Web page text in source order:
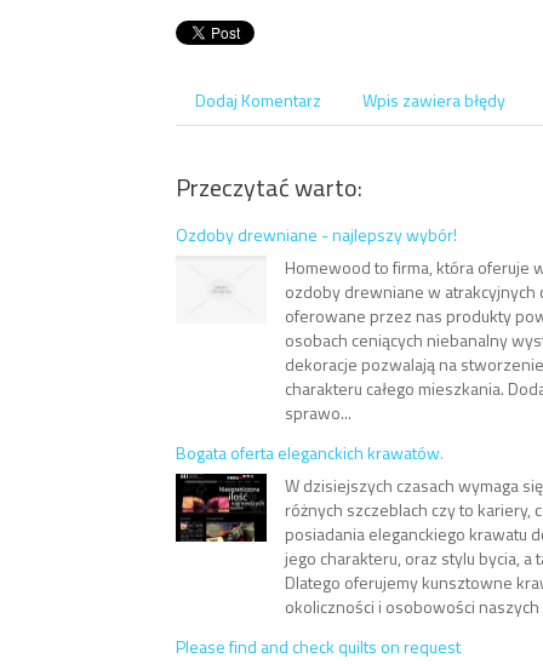
Dodaj Komentarz Wpis zawiera błędy
Przeczytać warto:
Ozdoby drewniane - najlepszy wybór!
Homewood to firma, która oferuje
ozdoby drewniane w atrakcyjnych
oferowane przez nas produkty
osobach ceniących niebanalny
dekoracje pozwalają na
charakteru całego mieszkania.
sprawo...
Bogata oferta eleganckich krawatów.
W dzisiejszych czasach wymaga
różnych szczeblach czy to kariery,
posiadania eleganckiego krawatu
jego charakteru, oraz stylu bycia, a
Dlatego oferujemy kunsztowne
okoliczności i osobowości
Please find and check quilts on request